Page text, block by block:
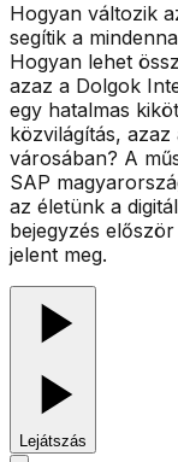
Hogyan változik
segítik a
Hogyan lehet
azaz a Dolgok
egy hatalmas
közvilágítás,
városában? A
SAP
az életünk a
bejegyzés
jelent meg.
Lejátszás